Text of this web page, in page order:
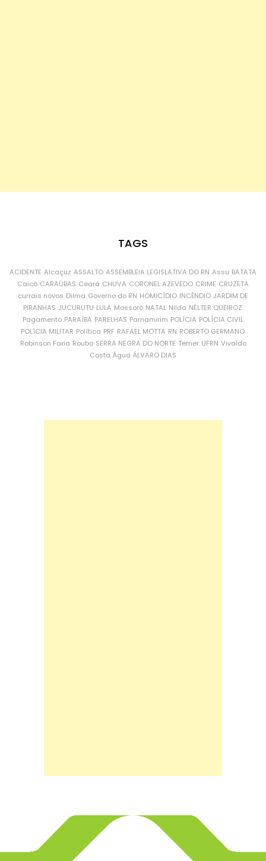
TAGS
ACIDENTE Alcaçuz ASSALTO ASSEMBLEIA LEGISLATIVA DO RN Assu BATATA
Caicó CARAÚBAS Ceará CHUVA CORONEL AZEVEDO CRIME CRUZETA
currais novos Dilma Governo do RN HOMICÍDIO INCÊNDIO JARDIM DE
PIRANHAS JUCURUTU LULA Mossoró NATAL Nilda NÉLTER QUEIROZ
Pagamento PARAÍBA PARELHAS Parnamirim POLÍCIA POLÍCIA CIVIL
POLÍCIA MILITAR Política PRF RAFAEL MOTTA RN ROBERTO GERMANO
Robinson Faria Roubo SERRA NEGRA DO NORTE Temer UFRN Vivaldo
Costa Água ÁLVARO DIAS